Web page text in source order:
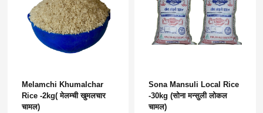
Melamchi Khumalchar
Rice -2kg( मेलम्ची खुमलचार
चामल)
Sona Mansuli Local Rice
-30kg (सोना मन्सुली लोकल
चामल)